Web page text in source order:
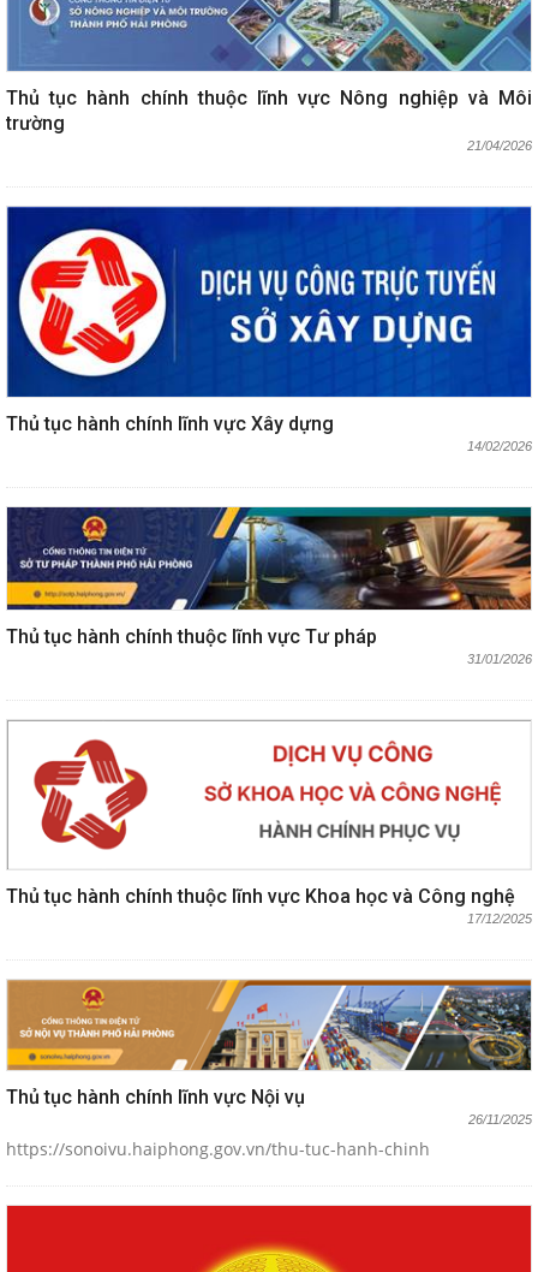
Thủ tục hành chính thuộc lĩnh vực Nông nghiệp và Môi
trường
21/04/2026
Thủ tục hành chính lĩnh vực Xây dựng
14/02/2026
Thủ tục hành chính thuộc lĩnh vực Tư pháp
31/01/2026
Thủ tục hành chính thuộc lĩnh vực Khoa học và Công nghệ
17/12/2025
Thủ tục hành chính lĩnh vực Nội vụ
26/11/2025
https://sonoivu.haiphong.gov.vn/thu-tuc-hanh-chinh